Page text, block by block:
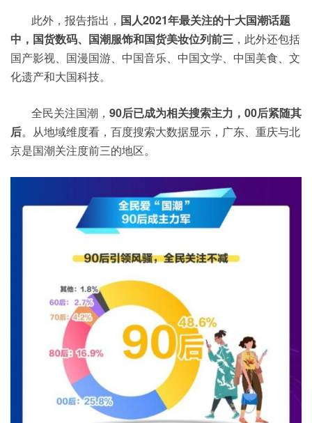
此外，报告指出， 国人2021年最关注的十大国潮话题
中，国货数码、国潮服饰和国货美妆位列前三 ，此外还包括
国产影视、国漫国游、中国音乐、中国文学、中国美食、文
化遗产和大国科技。
全民关注国潮， 90后已成为相关搜索主力，00后紧随其
后。从地域维度看，百度搜索大数据显示，广东、重庆与北
京是国潮关注度前三的地区。